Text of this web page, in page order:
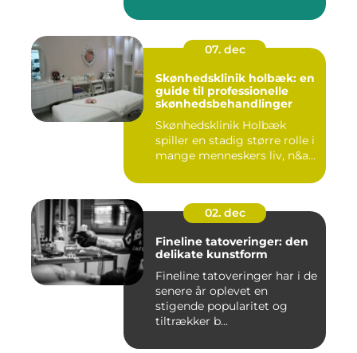
07. dec
Skønhedsklinik holbæk: en
guide til professionelle
skønhedsbehandlinger
Skønhedsklinik Holbæk
spiller en stadig større rolle i
mange menneskers liv, n&a...
02. dec
Fineline tatoveringer: den
delikate kunstform
Fineline tatoveringer har i de
senere år oplevet en
stigende popularitet og
tiltrækker b...